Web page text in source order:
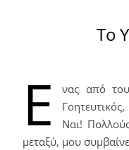
Το
Έ
νας από
Ναι!
μεταξύ, μου